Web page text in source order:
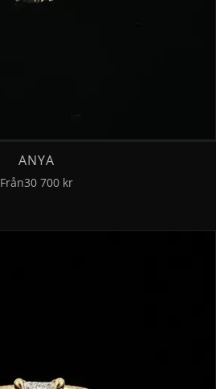
ANYA
Från30 700 kr